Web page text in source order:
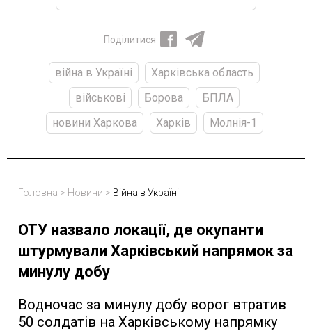
Поділитися
війна в Україні
Харківська область
військові
Борова
БПЛА
новини Харкова
Харків Молнія-1
Головна > Новини > Війна в Україні
ОТУ назвало локації, де окупанти
штурмували Харківський напрямок за
минулу добу
Водночас за минулу добу ворог втратив
50 солдатів на Харківському напрямку